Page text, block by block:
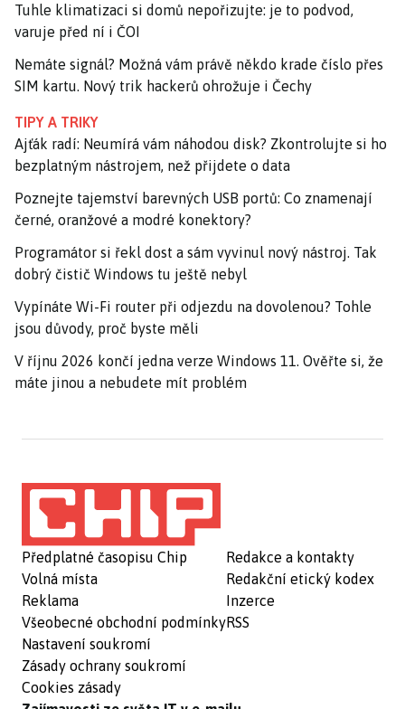
Tuhle klimatizaci si domů nepořizujte: je to podvod,
varuje před ní i ČOI
Nemáte signál? Možná vám právě někdo krade číslo přes
SIM kartu. Nový trik hackerů ohrožuje i Čechy
TIPY A TRIKY
Ajťák radí: Neumírá vám náhodou disk? Zkontrolujte si ho
bezplatným nástrojem, než přijdete o data
Poznejte tajemství barevných USB portů: Co znamenají
černé, oranžové a modré konektory?
Programátor si řekl dost a sám vyvinul nový nástroj. Tak
dobrý čistič Windows tu ještě nebyl
Vypínáte Wi-Fi router při odjezdu na dovolenou? Tohle
jsou důvody, proč byste měli
V říjnu 2026 končí jedna verze Windows 11. Ověřte si, že
máte jinou a nebudete mít problém
Předplatné časopisu Chip
Volná místa
Reklama
Všeobecné obchodní podmínky
Nastavení soukromí
Zásady ochrany soukromí
Cookies zásady
Redakce a kontakty
Redakční etický kodex
Inzerce
RSS